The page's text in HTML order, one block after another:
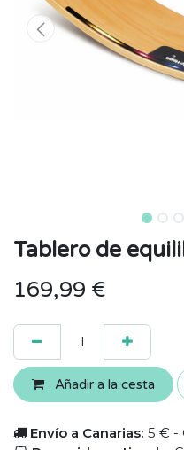
Tablero de
169,99 €
Añadir a la cesta
Envío a Canarias: 5 € -